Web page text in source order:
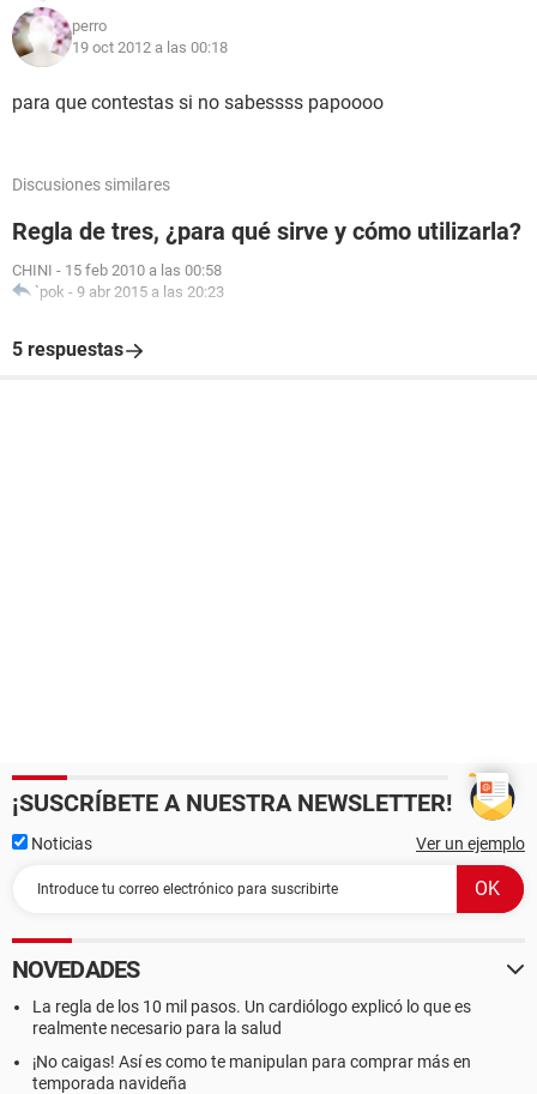
perro
19 oct 2012 a las 00:18
para que contestas si no sabessss papoooo
Discusiones similares
Regla de tres, ¿para qué sirve y cómo utilizarla?
CHINI - 15 feb 2010 a las 00:58
`pok - 9 abr 2015 a las 20:23
5 respuestas
¡SUSCRÍBETE A NUESTRA NEWSLETTER!
Noticias Ver un ejemplo
NOVEDADES
La regla de los 10 mil pasos. Un cardiólogo explicó lo que es
realmente necesario para la salud
¡No caigas! Así es como te manipulan para comprar más en
temporada navideña